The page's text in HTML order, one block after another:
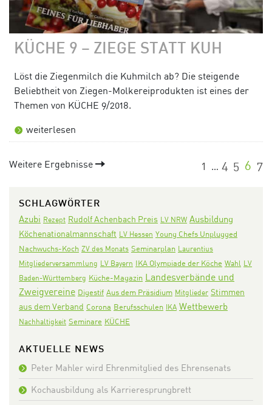
KÜCHE 9 – ZIEGE STATT KUH
Löst die Ziegenmilch die Kuhmilch ab? Die steigende
Beliebtheit von Ziegen-Molkereiprodukten ist eines der
Themen von KÜCHE 9/2018.
weiterlesen
Weitere Ergebnisse 1 … 4 5 6 7
SCHLAGWÖRTER
Azubi Rezept Rudolf Achenbach Preis LV NRW Ausbildung
Köchenationalmannschaft LV Hessen Young Chefs Unplugged
Nachwuchs-Koch ZV des Monats Seminarplan Laurentius
Mitgliederversammlung LV Bayern IKA Olympiade der Köche Wahl LV
Baden-Württemberg Küche-Magazin Landesverbände und
Zweigvereine Digestif Aus dem Präsidium Mitglieder Stimmen
aus dem Verband Corona Berufsschulen IKA Wettbewerb
Nachhaltigkeit Seminare KÜCHE
AKTUELLE NEWS
Peter Mahler wird Ehrenmitglied des Ehrensenats
Kochausbildung als Karrieresprungbrett